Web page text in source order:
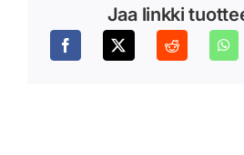
Jaa linkki